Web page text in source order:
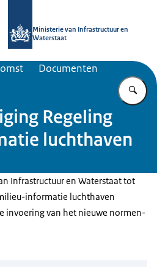
Ministerie van Infrastructuur en
Waterstaat
Documenten
Regeling
luchthaven
Infrastructuur en Waterstaat tot
informatie luchthaven
invoering van het nieuwe normen-